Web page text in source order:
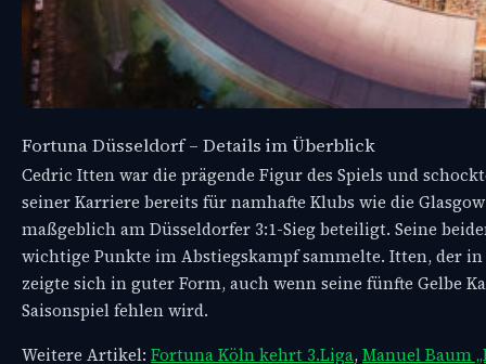
Fortuna Düsseldorf – Details im Überblick
Cedric Itten war die prägende Figur des Spiels und
seiner Karriere bereits für namhafte Klubs wie die
maßgeblich am Düsseldorfer 3:1-Sieg beteiligt. Seine
wichtige Punkte im Abstiegskampf sammelte. Itten, der
zeigte sich in guter Form, auch wenn seine fünfte Gelbe
Saisonspiel fehlen wird.
Weitere Artikel: Fortuna Köln kehrt 3.Liga, Manuel Baum